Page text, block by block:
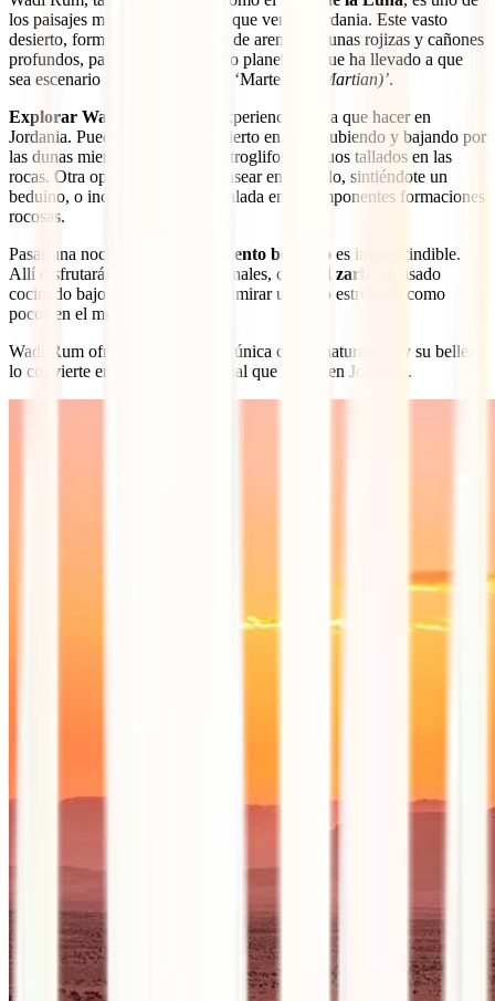
los paisajes más impresionantes que ver en Jordania. Este vasto
desierto, formado por montañas de arenisca, dunas rojizas y cañones
profundos, parece sacado de otro planeta, lo que ha llevado a que
sea escenario de películas como ‘Marte (
The Martian)’.
Explorar Wadi Rum
es una experiencia única que hacer en
Jordania. Puedes recorrer el desierto en jeep, subiendo y bajando por
las dunas mientras descubres petroglifos antiguos tallados en las
rocas. Otra opción popular es pasear en camello, sintiéndote un
beduino, o incluso practicar escalada en sus imponentes formaciones
rocosas.
Pasar una noche en un
campamento beduino es imprescindible.
Allí disfrutarás de cenas tradicionales, como el zarb
, un asado
cocinado bajo tierra, y podrás admirar un cielo estrellado como
pocos en el mundo.
Wadi Rum ofrece una conexión única con la naturaleza, y su belleza
lo convierte en un destino esencial que visitar en Jordania.